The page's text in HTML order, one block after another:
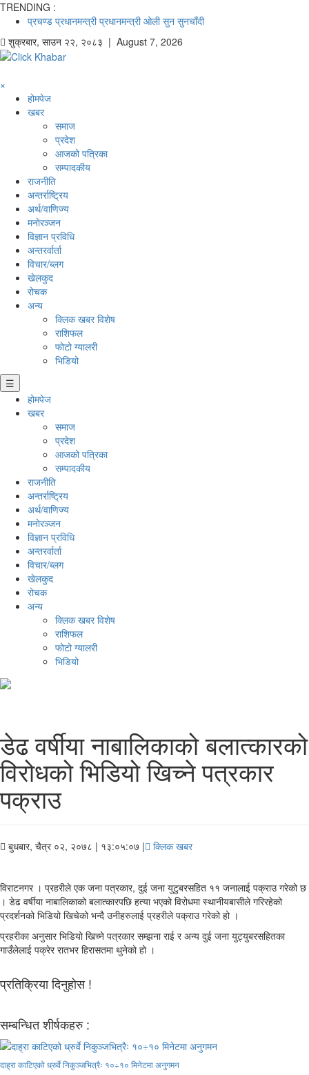
TRENDING :
प्रचण्ड प्रधानमन्त्री प्रधानमन्त्री ओली सुन सुनचाँदी
शुक्रबार, साउन २२, २०८३ | August 7, 2026
×
होमपेज
खबर
समाज
प्रदेश
आजको पत्रिका
सम्पादकीय
राजनीति
अन्तर्राष्ट्रिय
अर्थ/वाणिज्य
मनाेरञ्जन
विज्ञान प्रविधि
अन्तरर्वार्ता
विचार/ब्लग
खेलकुद
रोचक
अन्य
क्लिक खबर विशेष
राशिफल
फोटो ग्यालरी
भिडियो
☰
होमपेज
खबर
समाज
प्रदेश
आजको पत्रिका
सम्पादकीय
राजनीति
अन्तर्राष्ट्रिय
अर्थ/वाणिज्य
मनाेरञ्जन
विज्ञान प्रविधि
अन्तरर्वार्ता
विचार/ब्लग
खेलकुद
रोचक
अन्य
क्लिक खबर विशेष
राशिफल
फोटो ग्यालरी
भिडियो
डेढ वर्षीया नाबालिकाको बलात्कारको
विरोधको भिडियो खिच्ने पत्रकार
पक्राउ
बुधबार, चैत्र ०२, २०७८ | १३:०५:०७ | क्लिक खबर
विराटनगर । प्रहरीले एक जना पत्रकार, दुई जना युटुबरसहित ११ जनालाई पक्राउ गरेको छ
। डेढ वर्षीया नाबालिकाको बलात्कारपछि हत्या भएको विरोधमा स्थानीयबासीले गरिरहेको
प्रदर्शनको भिडियो खिचेको भन्दै उनीहरुलाई प्रहरीले पक्राउ गरेको हो ।
प्रहरीका अनुसार भिडियो खिच्ने पत्रकार सम्झना राई र अन्य दुई जना युट्युबरसहितका
गाउँलेलाई पक्रेर रातभर हिरासतमा थुनेको हो ।
प्रतिक्रिया दिनुहोस !
सम्बन्धित शीर्षकहरु :
दाह्रा काटिएको ध्रुर्वे निकुञ्जभित्रैः १०÷१० मिनेटमा अनुगमन